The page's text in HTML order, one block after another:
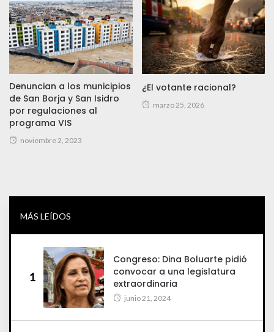
Denuncian a los municipios
de San Borja y San Isidro
por regulaciones al
programa VIS
noviembre 2, 2023
¿El votante racional?
marzo 25, 2026
MÁS LEÍDOS
1
Congreso: Dina Boluarte pidió
convocar a una legislatura
extraordinaria
junio 21, 2024